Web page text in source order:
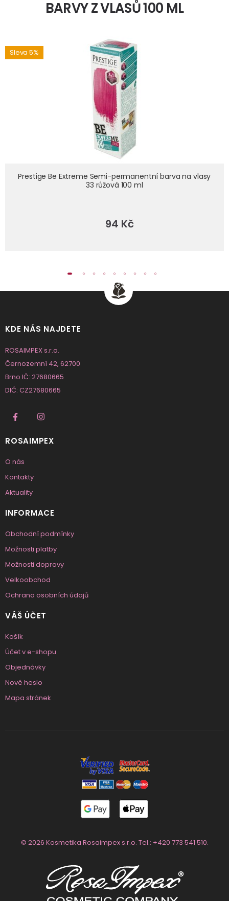
BARVY Z VLASŮ 100 ML
Sleva 5%
ruzova-100-ml
Prestige Be Extreme Semi-permanentní barva na vlasy
33 růžová 100 ml
94 Kč
KDE NÁS NAJDETE
ROSAIMPEX s.r.o.
Černozemní 42, 62700
Brno IČ: 27680665
DIČ: CZ27680665
ROSAIMPEX
O nás
Kontakty
Aktuality
INFORMACE
Obchodní podmínky
Možnosti platby
Možnosti dopravy
Velkoobchod
Ochrana osobních údajů
VÁŠ ÚČET
Košík
Účet v e-shopu
Objednávky
Nové heslo
Mapa stránek
© 2026 Kosmetika Rosaimpex s.r.o. Tel.: +420 773 541 510.